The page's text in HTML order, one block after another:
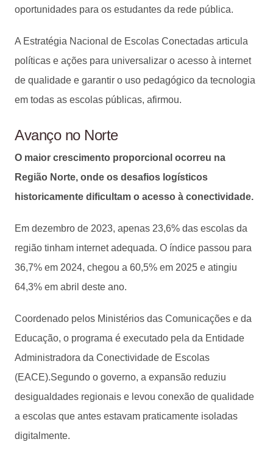
oportunidades para os estudantes da rede pública.
A Estratégia Nacional de Escolas Conectadas articula
políticas e ações para universalizar o acesso à internet
de qualidade e garantir o uso pedagógico da tecnologia
em todas as escolas públicas, afirmou.
Avanço no Norte
O maior crescimento proporcional ocorreu na
Região Norte, onde os desafios logísticos
historicamente dificultam o acesso à conectividade.
Em dezembro de 2023, apenas 23,6% das escolas da
região tinham internet adequada. O índice passou para
36,7% em 2024, chegou a 60,5% em 2025 e atingiu
64,3% em abril deste ano.
Coordenado pelos Ministérios das Comunicações e da
Educação, o programa é executado pela da Entidade
Administradora da Conectividade de Escolas
(EACE).Segundo o governo, a expansão reduziu
desigualdades regionais e levou conexão de qualidade
a escolas que antes estavam praticamente isoladas
digitalmente.